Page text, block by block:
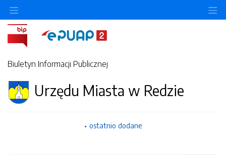
Biuletyn Informacji Publicznej
Urzędu Miasta w Redzie
ostatnio dodane